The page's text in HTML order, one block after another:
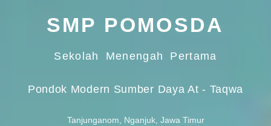
SMP POMOSDA
Sekolah Menengah Pertama
Pondok Modern Sumber Daya At - Taqwa
Tanjunganom, Nganjuk, Jawa Timur